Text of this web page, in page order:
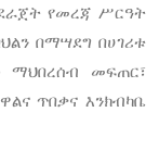
የመረጃ ሥርዓት
በማሣደግ በሀገሪቱ
ማህበረሰብ
መፍጠር፣
ጥበቃና እንክብካቤ